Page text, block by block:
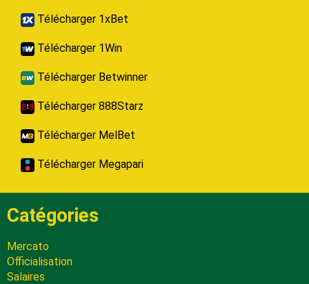
Télécharger 1xBet
Télécharger 1Win
Télécharger Betwinner
Télécharger 888Starz
Télécharger MelBet
Télécharger Megapari
Catégories
Mercato
Officialisation
Salaires